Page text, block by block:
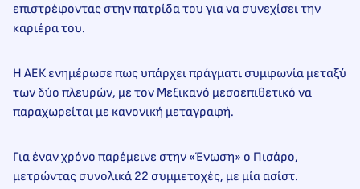
επιστρέφοντας στην πατρίδα του για να συνεχίσει την
καριέρα του.
Η ΑΕΚ ενημέρωσε πως υπάρχει πράγματι συμφωνία μεταξύ
των δύο πλευρών, με τον Μεξικανό μεσοεπιθετικό να
παραχωρείται με κανονική μεταγραφή.
Για έναν χρόνο παρέμεινε στην «Ένωση» ο Πισάρο,
μετρώντας συνολικά 22 συμμετοχές, με μία ασίστ.